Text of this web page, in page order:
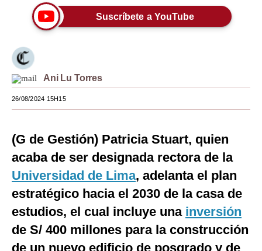
Moda
Estilos
Mundo
EEUU
México
Internacional
Tecnología
Club del Suscriptor
Mix
Suscríbete a YouTube
Ani Lu Torres
26/08/2024 15H15
(G de Gestión) Patricia Stuart, quien
acaba de ser designada rectora de la
Universidad de Lima, adelanta el plan
estratégico hacia el 2030 de la casa de
estudios, el cual incluye una inversión
de S/ 400 millones para la construcción
de un nuevo edificio de posgrado y de